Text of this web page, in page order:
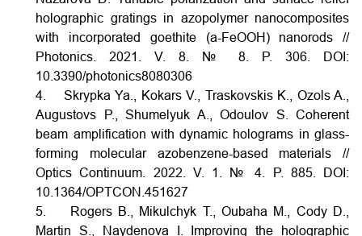
holographic gratings in azopolymer nanocomposites
with incorporated goethite (a-FeOOH) nanorods //
Photonics. 2021. V. 8. № 8. P. 306.
DOI:
10.3390/photonics8080306
4. Skrypka Ya., Kokars V., Traskovskis K., Ozols A.,
Augustovs P., Shumelyuk A., Odoulov S. Coherent
beam amplification with dynamic holograms in glass-
forming molecular azobenzene-based materials //
Optics Continuum. 2022. V. 1. № 4. P. 885.
DOI:
10.1364/OPTCON.451627
5. Rogers B., Mikulchyk T., Oubaha M., Cody D.,
Martin S., Naydenova I. Improving the holographic